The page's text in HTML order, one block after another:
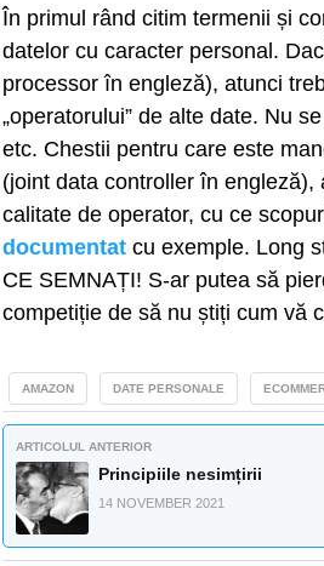
În primul rând citim termenii și
datelor cu caracter personal.
processor în engleză), atunci
„operatorului” de alte date. Nu
etc. Chestii pentru care este
(joint data controller în
calitate de operator, cu ce
documentatcu exemple. Long
CE SEMNAȚI! S-ar putea să
competiție de să nu știți cum vă
AMAZON DATE PERSONALE
ARTICOLUL ANTERIOR
Principiile nesimțirii
14 NOVEMBER 2021